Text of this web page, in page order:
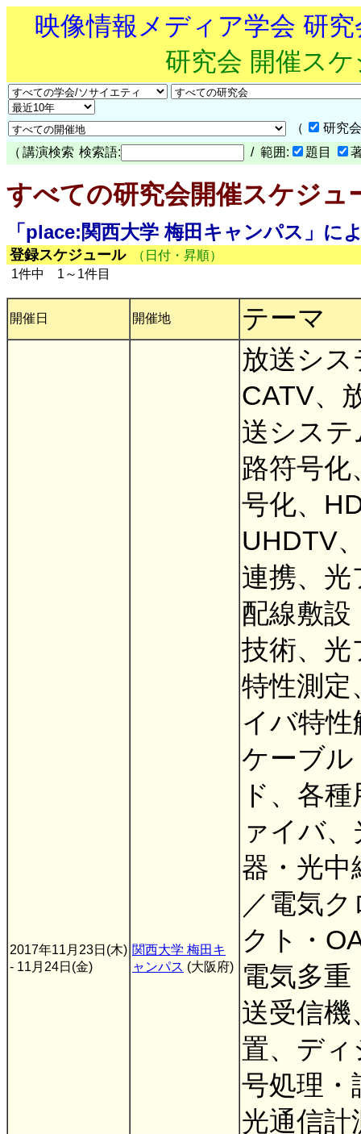
映像情報メディア学会 研
研究会 開催ス
（
研究
（ 講演検索 検索語: / 範囲: 題目
すべての研究会開催スケジュ
「place:関西大学 梅田キャンパス」に
登録スケジュール
（日付・昇順）
1件中 1～1件目
開催日 開催地 テーマ
2017年11月23日(木)
- 11月24日(金)
関西大学 梅田キ
ャンパス (大阪府)
放送シ
CATV、
送シス
路符号化
号化、
UHDTV
連携、
配線敷設
技術、光
特性測定
イバ特
ケーブ
ド、各
ァイバ
器・光中
／電気
クト・
電気多重
送受信機
置、デ
号処理・
光通信計